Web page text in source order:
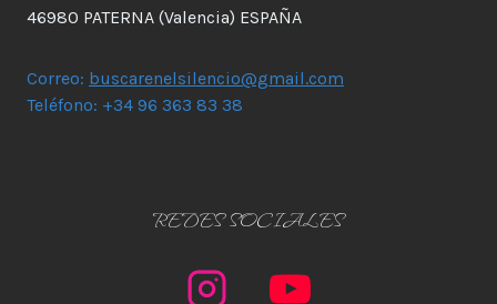
46980 PATERNA (Valencia) ESPAÑA
Correo: buscarenelsilencio@gmail.com
Teléfono: +34 96 363 83 38
REDES SOCIALES